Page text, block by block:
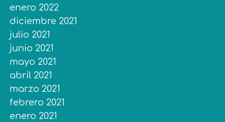
enero 2022
diciembre 2021
julio 2021
junio 2021
mayo 2021
abril 2021
marzo 2021
febrero 2021
enero 2021